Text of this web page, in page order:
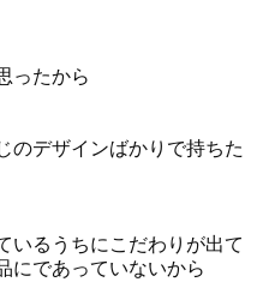
ったから
のデザインばかりで持ちた
いるうちにこだわりが出て
にであっていないから